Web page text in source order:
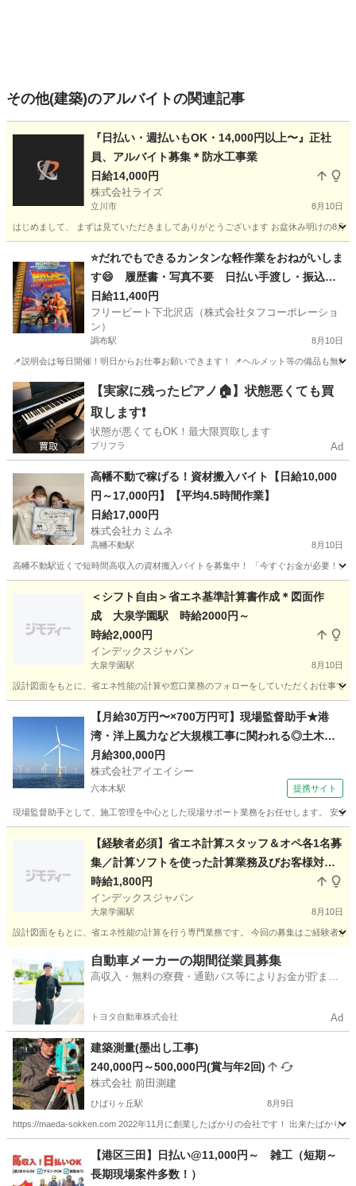
その他(建築)のアルバイトの関連記事
『日払い・週払いもOK・14,000円以上〜』正社
員、アルバイト募集＊防水工事業
日給14,000円
株式会社ライズ
立川市 8月10日
はじめまして、 まずは見ていただきましてありがとうございます お盆休み明けの8月
建築
⭐だれでもできるカンタンな軽作業をおねがいしま
す😄 履歴書・写真不要 日払い手渡し・振込選
べます❗❗
日給11,400円
フリービート下北沢店（株式会社タフコーポレーショ
ン）
調布駅 8月10日
📌説明会は毎日開催！明日からお仕事お願いできます！ 📌ヘルメット等の備品も無
東京 調布市 調布駅 建築 掲示板
【実家に残ったピアノ🏠】状態悪くても買
取します❗️
状態が悪くてもOK！最大限買取します
プリフラ Ad
高幡不動で稼げる！資材搬入バイト【日給10,000
円～17,000円】【平均4.5時間作業】
日給17,000円
株式会社カミムネ
高幡不動駅 8月10日
高幡不動駅近くで短時間高収入の資材搬入バイトを募集中！ 「今すぐお金が必要！
高幡不動駅 その他 スタッフ
＜シフト自由＞省エネ基準計算書作成＊図面作
成 大泉学園駅 時給2000円～
時給2,000円
インデックスジャパン
大泉学園駅 8月10日
設計図面をもとに、省エネ性能の計算や窓口業務のフォローをしていただくお仕事で
大泉学園駅 図面
【月給30万円〜×700万円可】現場監督助手★港
湾・洋上風力など大規模工事に関われる◎土木建
設経験者求む
月給300,000円
株式会社アイエイシー
六本木駅 提携サイト
現場監督助手として、施工管理を中心とした現場サポート業務をお任せします。 安
その他
【経験者必須】省エネ計算スタッフ＆オペ各1名募
集／計算ソフトを使った計算業務及びお客様対応
／時給2000円
時給1,800円
インデックスジャパン
大泉学園駅 8月10日
設計図面をもとに、省エネ性能の計算を行う専門業務です。 今回の募集はご経験者
大泉学園駅 生産管理 スタッフ
自動車メーカーの期間従業員募集
高収入・無料の寮費・通勤バス等によりお金が貯まり
トヨタ自動車株式会社 Ad
建築測量(墨出し工事)
240,000円～500,000円(賞与年2回)
株式会社 前田測建
ひばりヶ丘駅 8月9日
https://maeda-sokken.com 2022年11月に創業したばかりの会社です！ 出来たばかり
ひばりヶ丘駅
【港区三田】日払い@11,000円～ 雑工（短期～
長期現場案件多数！）